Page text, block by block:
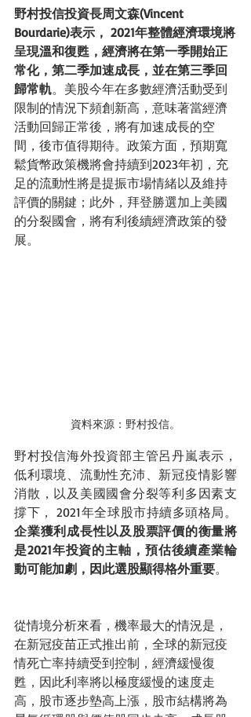
野村投信投資長周文森(Vincent
Bourdarie)表示， 2021年整體經濟環境將
呈現溫和復甦，經濟將在第一季開始正
常化，第二季加速成長，並在第三季回
歸常軌。美股今年在多數經濟活動受到
限制的情況下頻創新高，意味著當經濟
活動回歸正常後，將有加速成長的空
間，後市值得期待。政策方面，預期寬
鬆貨幣政策機將會持續到2023年初，充
足的流動性將是提振市場情緒以及維持
評價的關鍵；此外，拜登勝選加上美國
的分裂國會，將有利後續經濟政策的發
展。
資料來源：野村投信。
野村投信海外投資部主管呂丹嵐表示，
低利環境、流動性充沛、新冠疫情影響
消散，以及美國國會分裂等利多因素支
撐下， 2021年全球股市持續多頭格局。
企業獲利成長性以及股票評價的衡量將
是2021年投資的主軸，預估後續產業輪
動可能加劇，因此選股顯得格外重要。
從情境分析來看，機率最大的情況是，
在新冠疫苗正式推出前，全球的新冠疫
情死亡率持續受到控制，經濟緩慢復
甦，因此利率將以極度緩慢的速度走
高，股市逐步墊高上漲，股市結構將為